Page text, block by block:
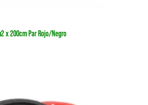
x 200cm Par Rojo/Negro